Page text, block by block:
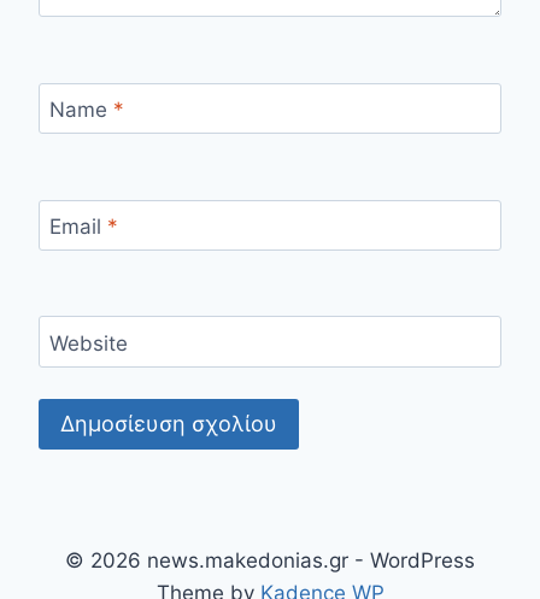
Name *
Email *
Website
© 2026 news.makedonias.gr - WordPress
Theme by Kadence WP